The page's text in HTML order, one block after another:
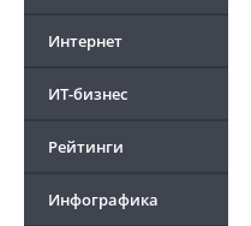
Интернет
ИТ-бизнес
Рейтинги
Инфографика